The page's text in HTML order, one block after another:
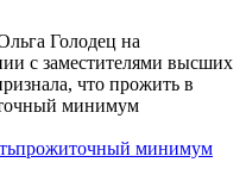
Голодец на
с заместителями высших
что прожить в
минимум
прожиточный минимум